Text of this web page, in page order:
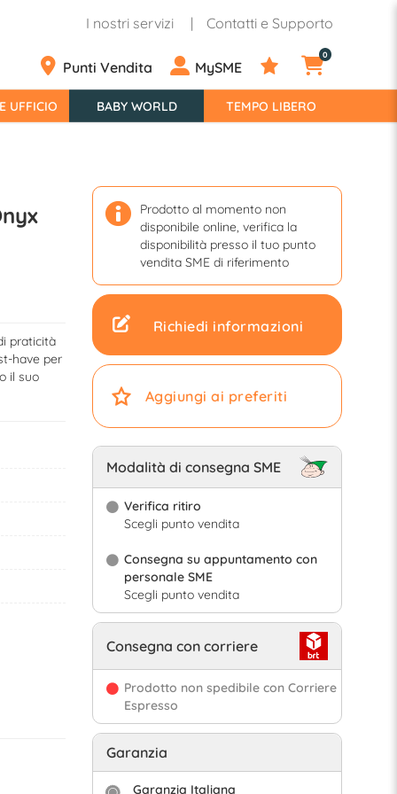
I nostri servizi Contatti e Supporto
Punti Vendita MySME
0
UFFICIO BABY WORLD TEMPO LIBERO
praticità
have per
il suo
Prodotto al momento non
disponibile online, verifica la
disponibilità presso il tuo punto
vendita SME di riferimento
Richiedi informazioni
Aggiungi ai preferiti
Modalità di consegna SME
Verifica ritiro
Scegli punto vendita
Consegna su appuntamento con
personale SME
Scegli punto vendita
Consegna con corriere
Prodotto non spedibile con Corriere
Espresso
Garanzia
Garanzia Italiana